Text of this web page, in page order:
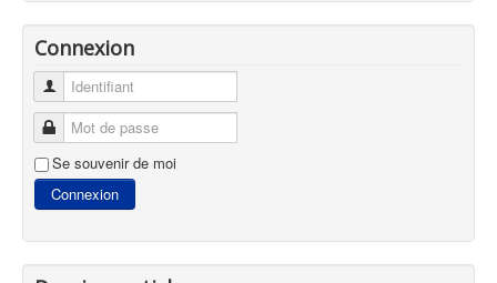
Connexion
Identifiant
Mot de passe
Se souvenir de moi
Connexion